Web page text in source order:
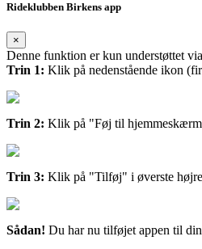
Rideklubben Birkens app
×
Denne funktion er kun understøttet
Trin 1: Klik på nedenstående ikon
Trin 2: Klik på "Føj til
Trin 3: Klik på "Tilføj" i øverste
Sådan! Du har nu tilføjet appen til